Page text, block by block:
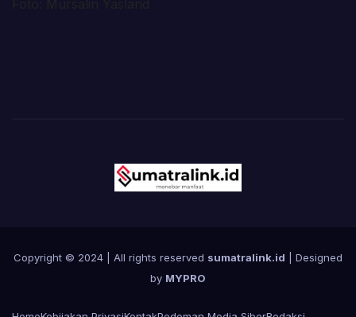
Copyright © 2024 | All rights reserved sumatralink.id | Designed
by MYPRO